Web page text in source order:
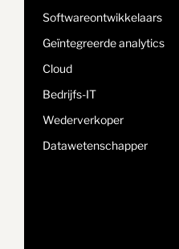
Softwareontwikkelaars
Geïntegreerde analytics
Cloud
Bedrijfs-IT
Wederverkoper
Datawetenschapper